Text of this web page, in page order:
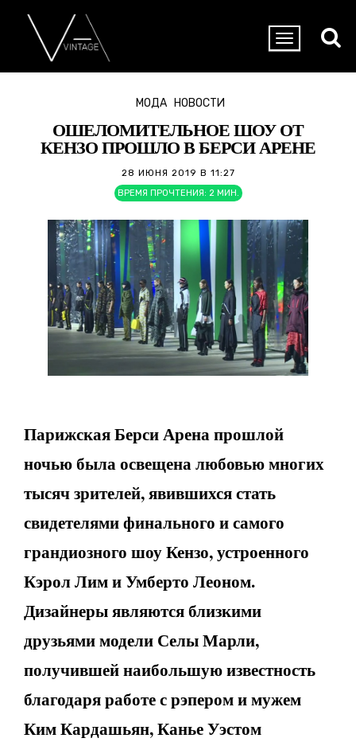
МОДА НОВОСТИ
ОШЕЛОМИТЕЛЬНОЕ ШОУ ОТ
КЕНЗО ПРОШЛО В БЕРСИ АРЕНЕ
28 ИЮНЯ 2019 В 11:27
ВРЕМЯ ПРОЧТЕНИЯ: 2 МИН.
Парижская Берси Арена прошлой
ночью была освещена любовью многих
тысяч зрителей, явившихся стать
свидетелями финального и самого
грандиозного шоу Кензо, устроенного
Кэрол Лим и Умберто Леоном.
Дизайнеры являются близкими
друзьями модели Селы Марли,
получившей наибольшую известность
благодаря работе с рэпером и мужем
Ким Кардашьян, Канье Уэстом